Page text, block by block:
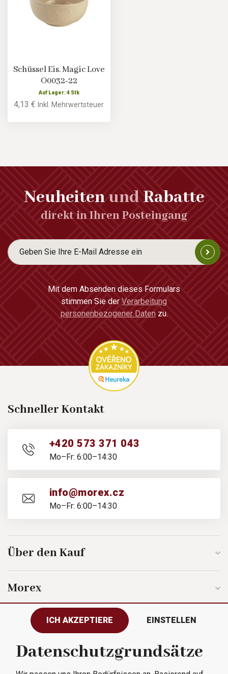
Schüssel Eis. Magic Love
O0032-22
Auf Lager: 4 Stk
4,13 €Inkl. Mehrwertsteuer
NeuheitenundRabatte
direkt in Ihren Posteingang
Mit dem Absenden dieses Formulars
stimmen Sie der Verarbeitung
personenbezogener Daten zu.
Schneller Kontakt
+420 573 371 043
Mo–Fr: 6:00–14:30
info@morex.cz
Mo–Fr: 6:00–14:30
Über den Kauf
Morex
Folgen Sie uns
ICH AKZEPTIERE EINSTELLEN
Datenschutzgrundsätze